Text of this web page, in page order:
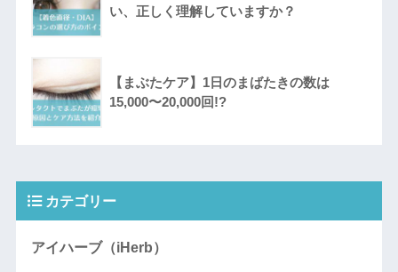
い、正しく理解していますか？
【まぶたケア】1日のまばたきの数は
15,000〜20,000回!?
カテゴリー
アイハーブ（iHerb）